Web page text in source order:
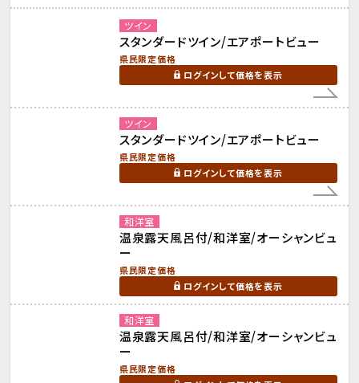
ツイン
スタンダードツイン/エアポートビュー
県民限定価格
ログインして価格を表示
ツイン
スタンダードツイン/エアポートビュー
県民限定価格
ログインして価格を表示
和洋室
温泉露天風呂付/和洋室/オーシャンビュ
ー
県民限定価格
ログインして価格を表示
和洋室
温泉露天風呂付/和洋室/オーシャンビュ
ー
県民限定価格